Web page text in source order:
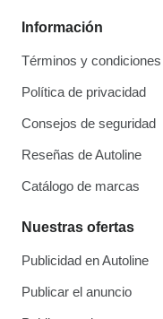
Información
Términos y condiciones
Política de privacidad
Consejos de seguridad
Reseñas de Autoline
Catálogo de marcas
Nuestras ofertas
Publicidad en Autoline
Publicar el anuncio